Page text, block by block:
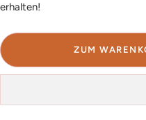
erhalten!
ZUM